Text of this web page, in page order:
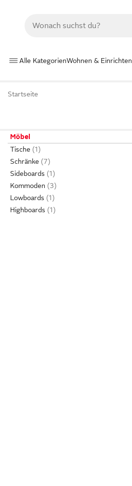
Alle KategorienWohnen & Einrichten
Startseite
Möbel
Tische
Schränke
Sideboards
Kommoden
Lowboards
Highboards